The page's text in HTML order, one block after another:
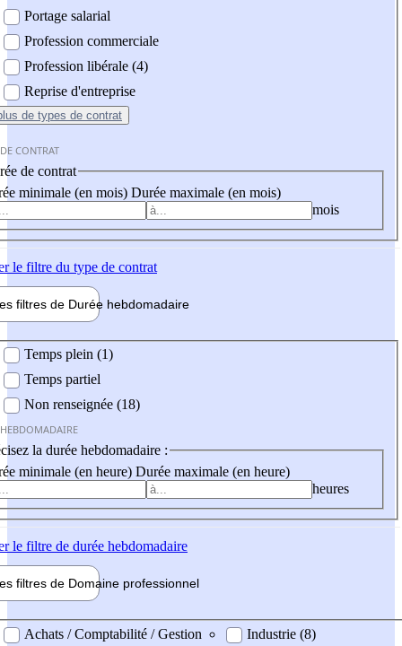
Portage salarial
Profession commerciale
Profession libérale (4)
Reprise d'entreprise
de types de contrat
CONTRAT
de contrat
minimale (en mois) Durée maximale (en mois)
mois
le filtre du type de contrat
filtres de Durée hebdomadaire
Temps plein (1)
Temps partiel
Non renseignée (18)
la durée hebdomadaire :
minimale (en heure) Durée maximale (en heure)
heures
le filtre de durée hebdomadaire
filtres de Domaine professionnel
professionel
Achats / Comptabilité / Gestion
Industrie (8)